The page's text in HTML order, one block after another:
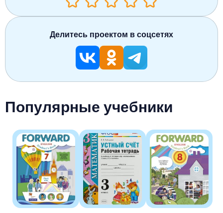
Популярные учебники
Делитесь проектом в соцсетях